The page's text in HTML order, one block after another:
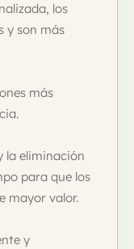
los
y son más
más
la eliminación
para que los
mayor valor.
y